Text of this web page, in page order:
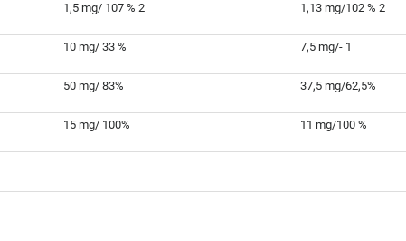
1,5 mg/ 107 % 2 1,13 mg/102 % 2
10 mg/ 33 % 7,5 mg/- 1
50 mg/ 83% 37,5 mg/62,5%
15 mg/ 100% 11 mg/100 %